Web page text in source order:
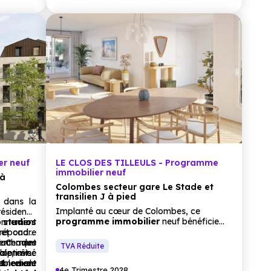
neuf
dans la
cadre
avec
reliant
studios
avec
des
être
de
LE CLOS DES TILLEULS - Programme
immobilier neuf
Colombes secteur gare Le Stade et
transilien J à pied
Implanté au cœur de Colombes, ce
programme immobilierneuf bénéficie
quartier résidentiel agréable, à 9 minutes à
pied de lagare
TVA Réduite